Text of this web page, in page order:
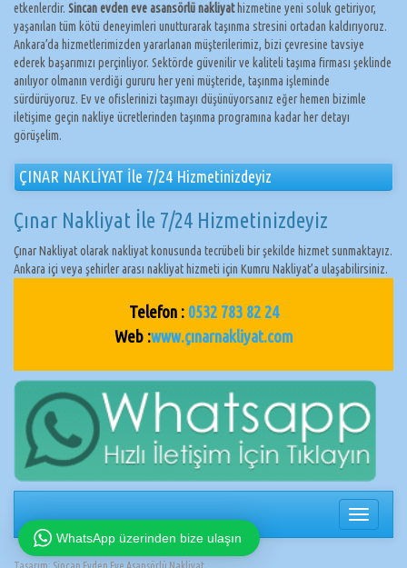
etkenlerdir. Sincan evden eve asansörlü nakliyathizmetine yeni soluk getiriyor,
yaşanılan tüm kötü deneyimleri unutturarak taşınma stresini ortadan kaldırıyoruz.
Ankara’da hizmetlerimizden yararlanan müşterilerimiz, bizi çevresine tavsiye
ederek başarımızı perçinliyor. Sektörde güvenilir ve kaliteli taşıma firması şeklinde
anılıyor olmanın verdiği gururu her yeni müşteride, taşınma işleminde
sürdürüyoruz. Ev ve ofislerinizi taşımayı düşünüyorsanız eğer hemen bizimle
iletişime geçin nakliye ücretlerinden taşınma programına kadar her detayı
görüşelim.
ÇINAR NAKLİYAT İle 7/24 Hizmetinizdeyiz
Çınar Nakliyat İle 7/24 Hizmetinizdeyiz
Çınar Nakliyat olarak nakliyat konusunda tecrübeli bir şekilde hizmet sunmaktayız.
Ankara içi veya şehirler arası nakliyat hizmeti için Kumru Nakliyat’a ulaşabilirsiniz.
Telefon : 0532 783 82 24
Web :www.çınarnakliyat.com
değiştir
WhatsApp üzerinden bize ulaşın